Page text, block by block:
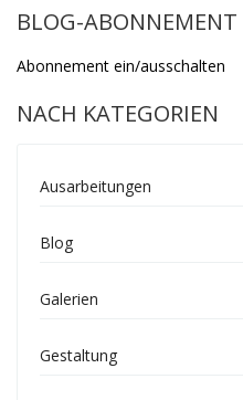
BLOG-ABONNEMENT
Abonnement ein/ausschalten
NACH KATEGORIEN
Ausarbeitungen
Blog
Galerien
Gestaltung